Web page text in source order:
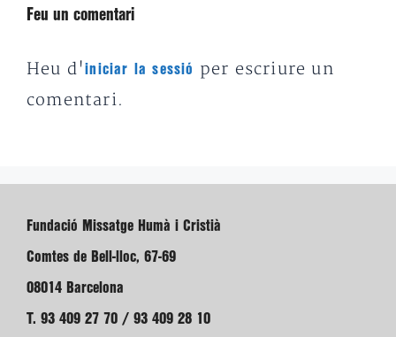
Feu un comentari
Heu d'iniciar la sessió
per escriure un
comentari.
Fundació Missatge Humà i Cristià
Comtes de Bell-lloc, 67-69
08014 Barcelona
T. 93 409 27 70 / 93 409 28 10